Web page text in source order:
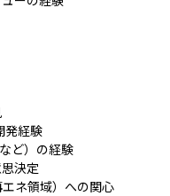
発経験
ど）の経験
決定
ネ領域）への関心